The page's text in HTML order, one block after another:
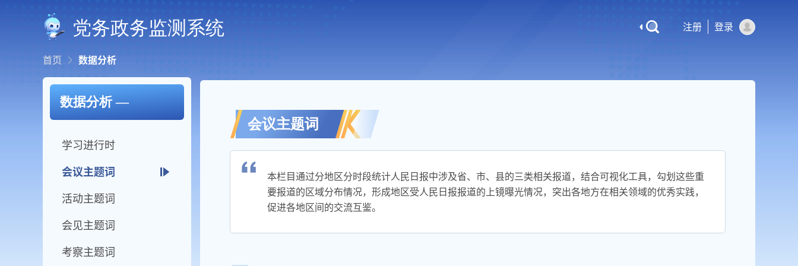
党务政务监测系统 注册 登录
首页 数据分析
数据分析 —
学习进行时
会议主题词
活动主题词
会见主题词
考察主题词
会议主题词
本栏目通过分地区分时段统计人民日报中涉及省、市、县的三类相关报道，结合可视化工具，勾划这些重
要报道的区域分布情况，形成地区受人民日报报道的上镜曝光情况，突出各地方在相关领域的优秀实践，
促进各地区间的交流互鉴。